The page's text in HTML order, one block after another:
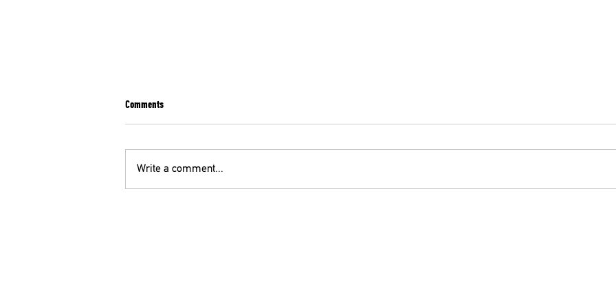
Comments
Write a comment...